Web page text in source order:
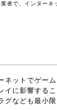
者で、インターネ
ネットでゲー
イに影響する
グなども最小